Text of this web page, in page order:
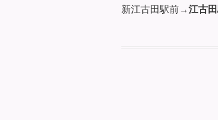
新江古田駅前→江古